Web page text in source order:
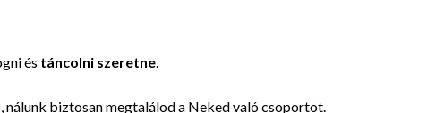
és táncolni szeretne.
, nálunk biztosan megtalálod a Neked való csoportot.